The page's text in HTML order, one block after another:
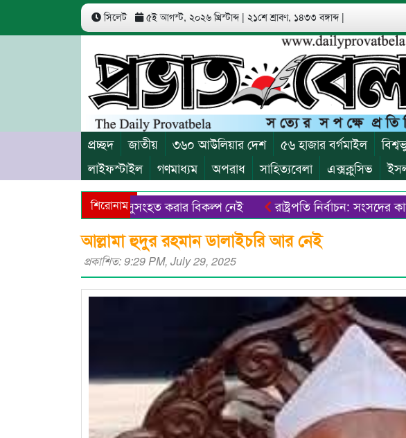
সিলেট ৫ই আগস্ট, ২০২৬ খ্রিস্টাব্দ | ২১শে শ্রাবণ, ১৪৩৩ বঙ্গাব্দ |
প্রচ্ছদ জাতীয় ৩৬০ আউলিয়ার দেশ ৫৬ হাজার বর্গমাইল
লাইফস্টাইল
গণমাধ্যম অপরাধ সাহিত্যবেলা এক্সক্লুসিভ
শিরোনাম
জাতীয় ঐক্যকে সুসংহত করার বিকল্প নেই রাষ্ট্রপতি নির্বাচন: সংসদের কাছে
আজ পবিত্র আশুরা
আল্লামা হুদুর রহমান ডালাইচরি আর নেই
প্রকাশিত: 9:29 PM, July 29, 2025